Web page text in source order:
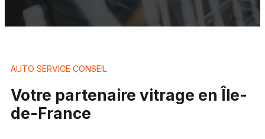
AUTO SERVICE CONSEIL
Votre partenaire vitrage en Île-
de-France